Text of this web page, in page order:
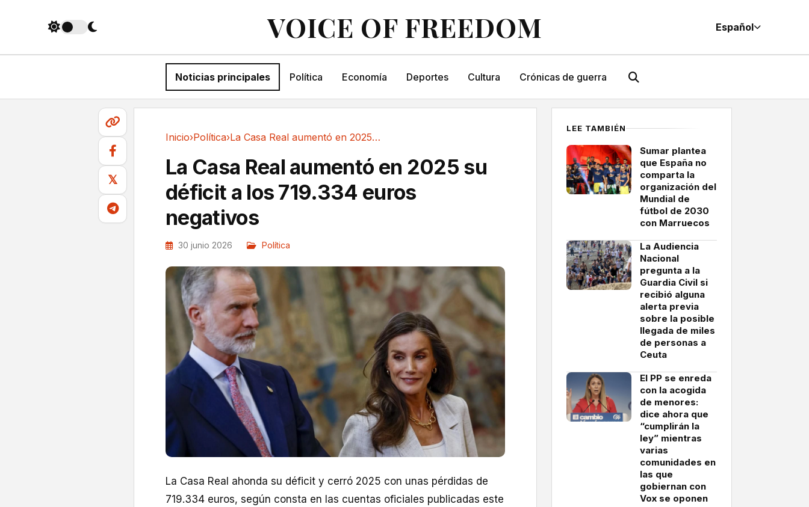
VOICE OF FREEDOM Español
Noticias principales Política Economía Deportes Cultura Crónicas de guerra
𝕏
Inicio›Política› La Casa Real aumentó en 2025 su déficit a los...
La Casa Real aumentó en 2025 su
déficit a los 719.334 euros
negativos
30 junio 2026 Política
La Casa Real ahonda su déficit y cerró 2025 con unas pérdidas de
719.334 euros, según consta en las cuentas oficiales publicadas este
LEE TAMBIÉN
Sumar plantea
que España no
comparta la
organización del
Mundial de
fútbol de 2030
con Marruecos
La Audiencia
Nacional
pregunta a la
Guardia Civil si
recibió alguna
alerta previa
sobre la posible
llegada de miles
de personas a
Ceuta
El PP se enreda
con la acogida
de menores:
dice ahora que
“cumplirán la
ley” mientras
varias
comunidades en
las que
gobiernan con
Vox se oponen